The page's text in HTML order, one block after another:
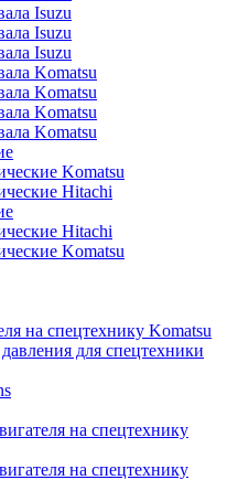
Isuzu
Isuzu
Isuzu
Komatsu
Komatsu
Komatsu
Komatsu
Komatsu
Hitachi
Hitachi
Komatsu
на спецтехнику Komatsu
для спецтехники
на спецтехнику
на спецтехнику